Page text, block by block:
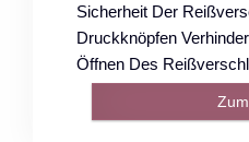
Sicherheit Der
Druckknöpfen
Öffnen Des